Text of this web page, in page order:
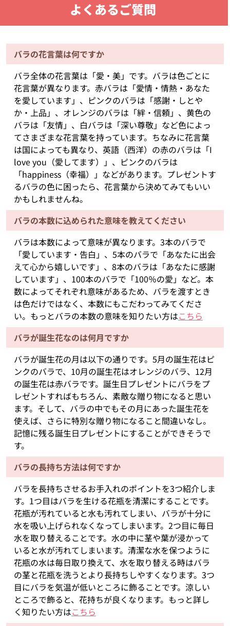
よくあるご質問
バラの花言葉は何ですか
バラ全体の花言葉は「愛・美」です。バラは色ごとに
花言葉が異なります。赤バラは「愛情・情熱・あなた
を愛しています」、ピンクのバラは「感謝・しとや
か・上品」、オレンジのバラは「絆・信頼」、黄色の
バラは「友情」、白バラは「深い尊敬」など色によっ
てさまざまな花言葉を持っています。ちなみに花言葉
は国によっても異なり、英語（西洋）の赤のバラは「I
love you（愛してます）」、ピンクのバラは
「happiness（幸福）」などがあります。プレゼントす
るバラの色に困ったら、花言葉から決めてみてもいい
かもしれませんね。
バラの本数に込められた意味を教えてください
バラは本数によって意味が異なります。3本のバラで
「愛しています・告白」、5本のバラで「あなたに出会
えて心から嬉しいです」、8本のバラは「あなたに感謝
しています」、100本のバラで「100％の愛」など。本
数によってそれぞれ意味があるため、バラを渡すとき
は色だけではなく、本数にもこだわってみてくださ
い。もっとバラの本数の意味を知りたい方はこちら
バラが誕生花なのは何月ですか
バラが誕生花の月は以下の通りです。5月の誕生花はピ
ンクのバラで、10月の誕生花はオレンジのバラ、12月
の誕生花は赤バラです。誕生日プレゼントにバラをプ
レゼントすればもちろん、素敵な贈り物になると思い
ます。そして、バラの中でもその月にあった誕生花を
使えば、さらに特別な贈り物になること間違いなし。
記憶に残る誕生日プレゼントにすることができそうで
す。
バラの長持ち方法は何ですか
バラを長持ちさせるお手入れのポイントを3つ紹介しま
す。1つ目はバラを生ける花瓶を清潔にすることです。
花瓶が汚れていると水も汚れてしまい、バラが十分に
水を吸い上げられなくなってしまいます。2つ目に毎日
水を取り替えることです。水の中に茎や葉が浸かって
いると水が汚れてしまいます。清潔な水を保つように
花瓶の水は毎日取り換えて、水を取り替える時はバラ
の茎と花瓶を洗うとより長持ちしやすくなります。3つ
目にバラを気温が低いところに飾ることです。涼しい
ところで飾ると、花持ちが良くなります。もっと詳し
く知りたい方はこちら